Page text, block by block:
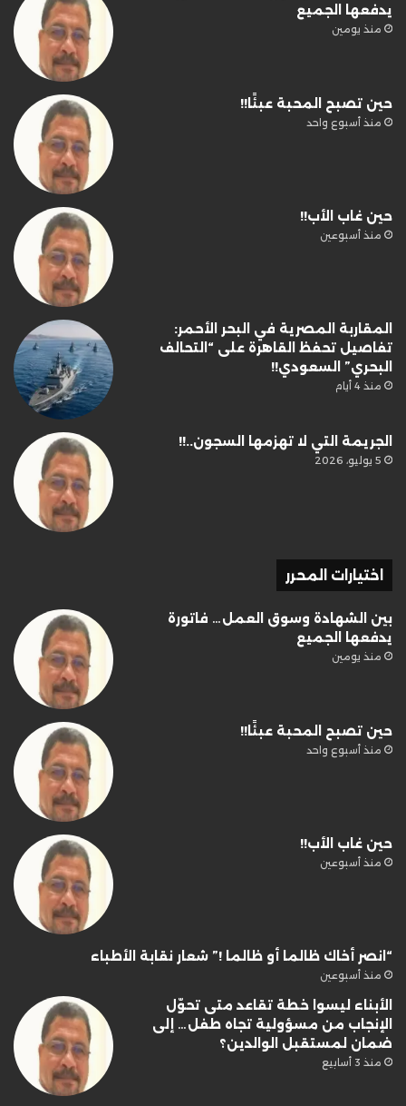
يدفعها الجميع
منذ يومين
حين تصبح المحبة عبئًا!!
منذ أسبوع واحد
حين غاب الأب!!
منذ أسبوعين
المقاربة المصرية في البحر الأحمر:
تفاصيل تحفظ القاهرة على “التحالف
البحري” السعودي!!
منذ 4 أيام
الجريمة التي لا تهزمها السجون..!!
5 يوليو، 2026
اختيارات المحرر
بين الشهادة وسوق العمل… فاتورة
يدفعها الجميع
منذ يومين
حين تصبح المحبة عبئًا!!
منذ أسبوع واحد
حين غاب الأب!!
منذ أسبوعين
“انصر أخاك ظالما أو ظالما !” شعار نقابة الأطباء
منذ أسبوعين
الأبناء ليسوا خطة تقاعد متى تحوّل
الإنجاب من مسؤولية تجاه طفل… إلى
ضمان لمستقبل الوالدين؟
منذ 3 أسابيع